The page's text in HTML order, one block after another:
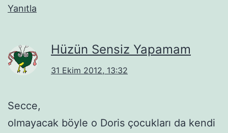
Yanıtla
Hüzün Sensiz Yapamam
31 Ekim 2012, 13:32
Secce,
olmayacak böyle o Doris çocukları da kendi